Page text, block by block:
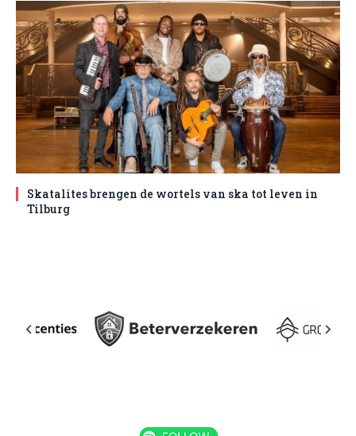
Skatalites brengen de wortels van ska tot leven in
Tilburg